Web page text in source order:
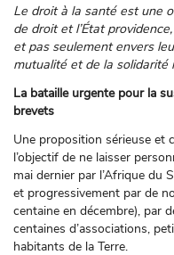
Le droit à la santé est une
de droit et l’État
et pas seulement envers
mutualité et de la solidarité
La bataille urgente pour la
brevets
Une proposition sérieuse et
l’objectif de ne laisser
mai dernier par l’Afrique du
et progressivement par de
centaine en décembre), par
centaines d’associations,
habitants de la Terre.